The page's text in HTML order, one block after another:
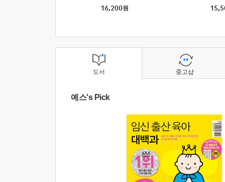
16,200원
도서
예스's Pick
중고샵